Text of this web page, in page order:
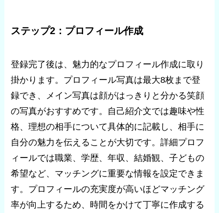
ステップ2：プロフィール作成
登録完了後は、魅力的なプロフィール作成に取り
掛かります。プロフィール写真は最大8枚まで登
録でき、メイン写真は顔がはっきりと分かる笑顔
の写真がおすすめです。自己紹介文では趣味や性
格、理想の相手について具体的に記載し、相手に
自分の魅力を伝えることが大切です。詳細プロフ
ィールでは職業、学歴、年収、結婚観、子どもの
希望など、マッチングに重要な情報を設定できま
す。プロフィールの充実度が高いほどマッチング
率が向上するため、時間をかけて丁寧に作成する